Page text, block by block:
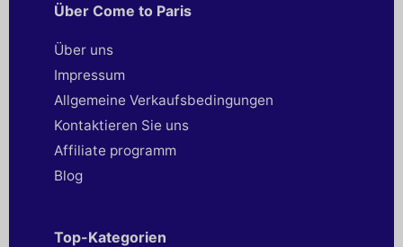
Über Come to Paris
Über uns
Impressum
Allgemeine Verkaufsbedingungen
Kontaktieren Sie uns
Affiliate programm
Blog
Top-Kategorien